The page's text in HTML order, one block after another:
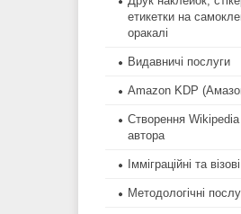
етикетки на
оракалі
Видавничі послуги
Amazon KDP
Створення
автора
Імміграційні та
Методологічні